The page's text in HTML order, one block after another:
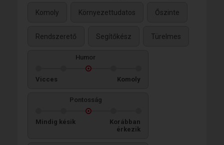
Komoly Környezettudatos Őszinte
Rendszerető Segítőkész Türelmes
Humor
Vicces Komoly
Pontosság
Mindig késik
Korábban
érkezik